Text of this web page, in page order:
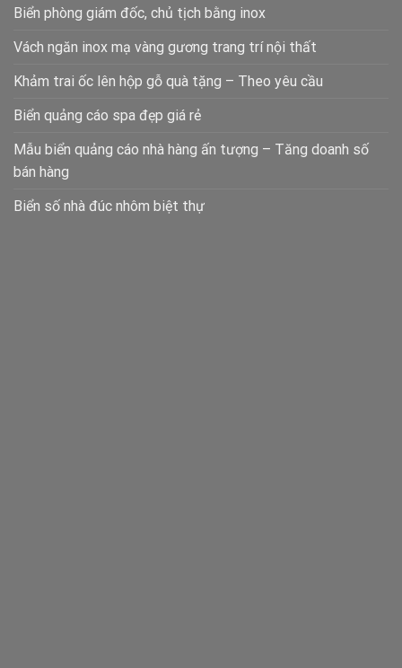
Biển phòng giám đốc, chủ tịch bằng inox
Vách ngăn inox mạ vàng gương trang trí nội thất
Khảm trai ốc lên hộp gỗ quà tặng – Theo yêu cầu
Biển quảng cáo spa đẹp giá rẻ
Mẫu biển quảng cáo nhà hàng ấn tượng – Tăng doanh số
bán hàng
Biển số nhà đúc nhôm biệt thự